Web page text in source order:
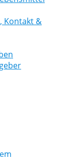
Kontakt &